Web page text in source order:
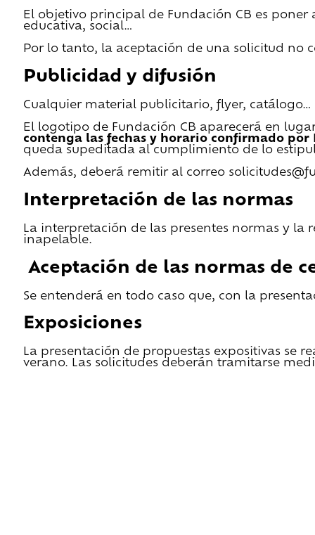
El objetivo principal de Fundación CB es
educativa, social…
Por lo tanto, la aceptación de una solicitud
Publicidad y difusión
Cualquier material publicitario, flyer, catálogo…
El logotipo de Fundación CB aparecerá en
contenga las fechas y horario confirmado por
queda supeditada al cumplimiento de lo
Además, deberá remitir al correo
Interpretación de las normas
La interpretación de las presentes normas y la
inapelable.
Aceptación de las normas de
Se entenderá en todo caso que, con la
Exposiciones
La presentación de propuestas expositivas se
verano. Las solicitudes deberán tramitarse